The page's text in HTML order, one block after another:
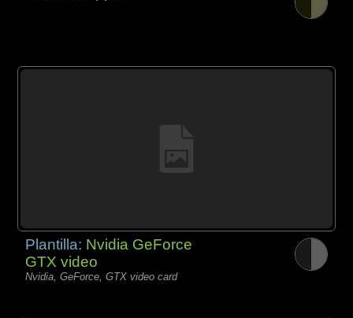
Plantilla: Nvidia GeForce
GTX video
Nvidia, GeForce, GTX video card